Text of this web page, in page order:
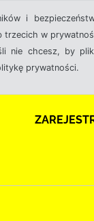
i
w
chcesz, by
prywatności.